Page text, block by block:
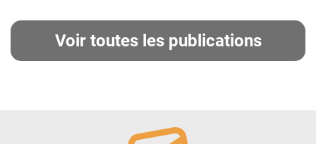
Voir toutes les publications